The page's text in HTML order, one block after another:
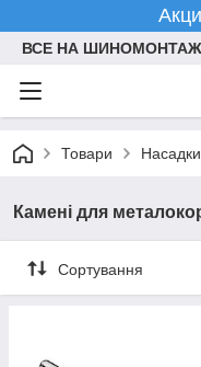
ВСЕ НА ШИНОМОНТАЖ
Товари
Камені для
Сортування